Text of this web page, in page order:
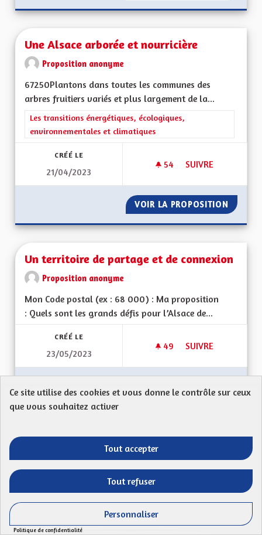
Une Alsace arborée et nourricière
Proposition anonyme
67250Plantons dans toutes les communes des
arbres fruitiers variés et plus largement de la...
Filtrer les résultats de la catégorie : Les transitions
Les transitions énergétiques, écologiques,
environnementales et climatiques
CRÉÉ LE
21/04/2023
54 54 ABONNÉS
SUIVRE
VOIR LA PROPOSITION UNE
Un territoire de partage et de connexion
Proposition anonyme
Mon Code postal (ex : 68 000) : Ma proposition
: Quels sont les grands défis pour l’Alsace de...
CRÉÉ LE
23/05/2023
49 49 ABONNÉS
SUIVRE
Un peu de sérieux, s'il vous plaît
Proposition anonyme
Mon Code postal 67870Il y a quelques années, la
région a laissé passer une chance en rejetant un...
Filtrer les résultats de la catégorie : Autres
Ce site utilise des cookies et vous donne le contrôle sur ceux
que vous souhaitez activer
Tout accepter
Tout refuser
Personnaliser
Politique de confidentialité